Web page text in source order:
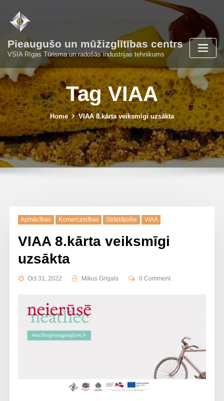
content
Pieaugušo un mūžizglītības centrs
VSIA Rīgas Tūrisma un radošās industrijas tehnikums
Tag VIAA
Home VIAA 8.kārta veiksmīgi uzsākta
Apmācības Komerczinības Strādājošie VIAA
VIAA 8.kārta veiksmīgi
uzsākta
Oct 31, 2022 Mikus Grigals 0 Comment